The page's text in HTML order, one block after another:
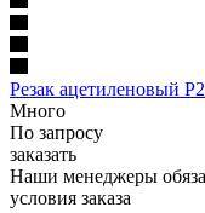
Резак ацетиленовый
Много
По запросу
заказать
Наши менеджеры
условия заказа